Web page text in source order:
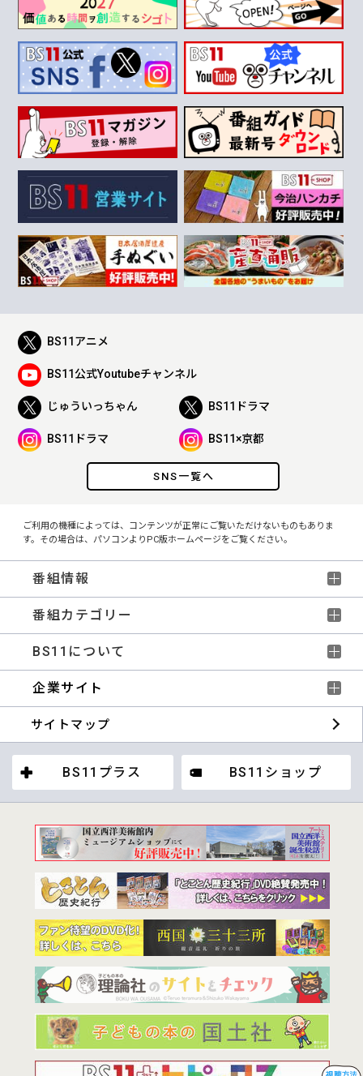
SNS一覧へ
BS11アニメ
BS11公式Youtubeチャンネル
じゅういっちゃん BS11ドラマ
BS11ドラマ BS11×京都
ご利用の機種によっては、コンテンツが正常にご覧いただけないものもありま
す。その場合は、パソコンよりPC版ホームページをご覧ください。
番組情報
番組カテゴリー
BS11について
企業サイト
サイトマップ
BS11プラス BS11ショップ